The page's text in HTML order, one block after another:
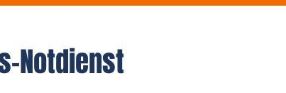
Notdienst